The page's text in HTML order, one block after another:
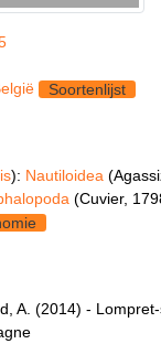
Soortenlijst
): Nautiloidea
(Cuvier,
A. (2014) -